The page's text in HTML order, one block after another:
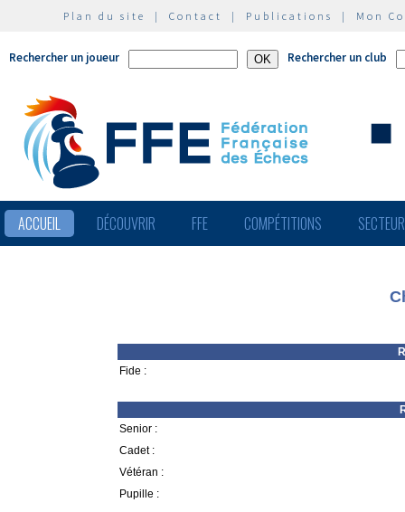
Plan du site | Contact | Publications | Mon
Rechercher un joueur Rechercher un club
ACCUEIL DÉCOUVRIR FFE COMPÉTITIONS
Fide :
Senior :
Cadet :
Vétéran :
Pupille :